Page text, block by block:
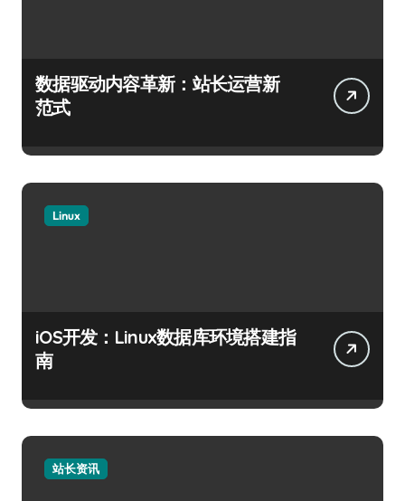
数据驱动内容革新：站长运营新
范式
Linux
iOS开发：Linux数据库环境搭建指
南
站长资讯